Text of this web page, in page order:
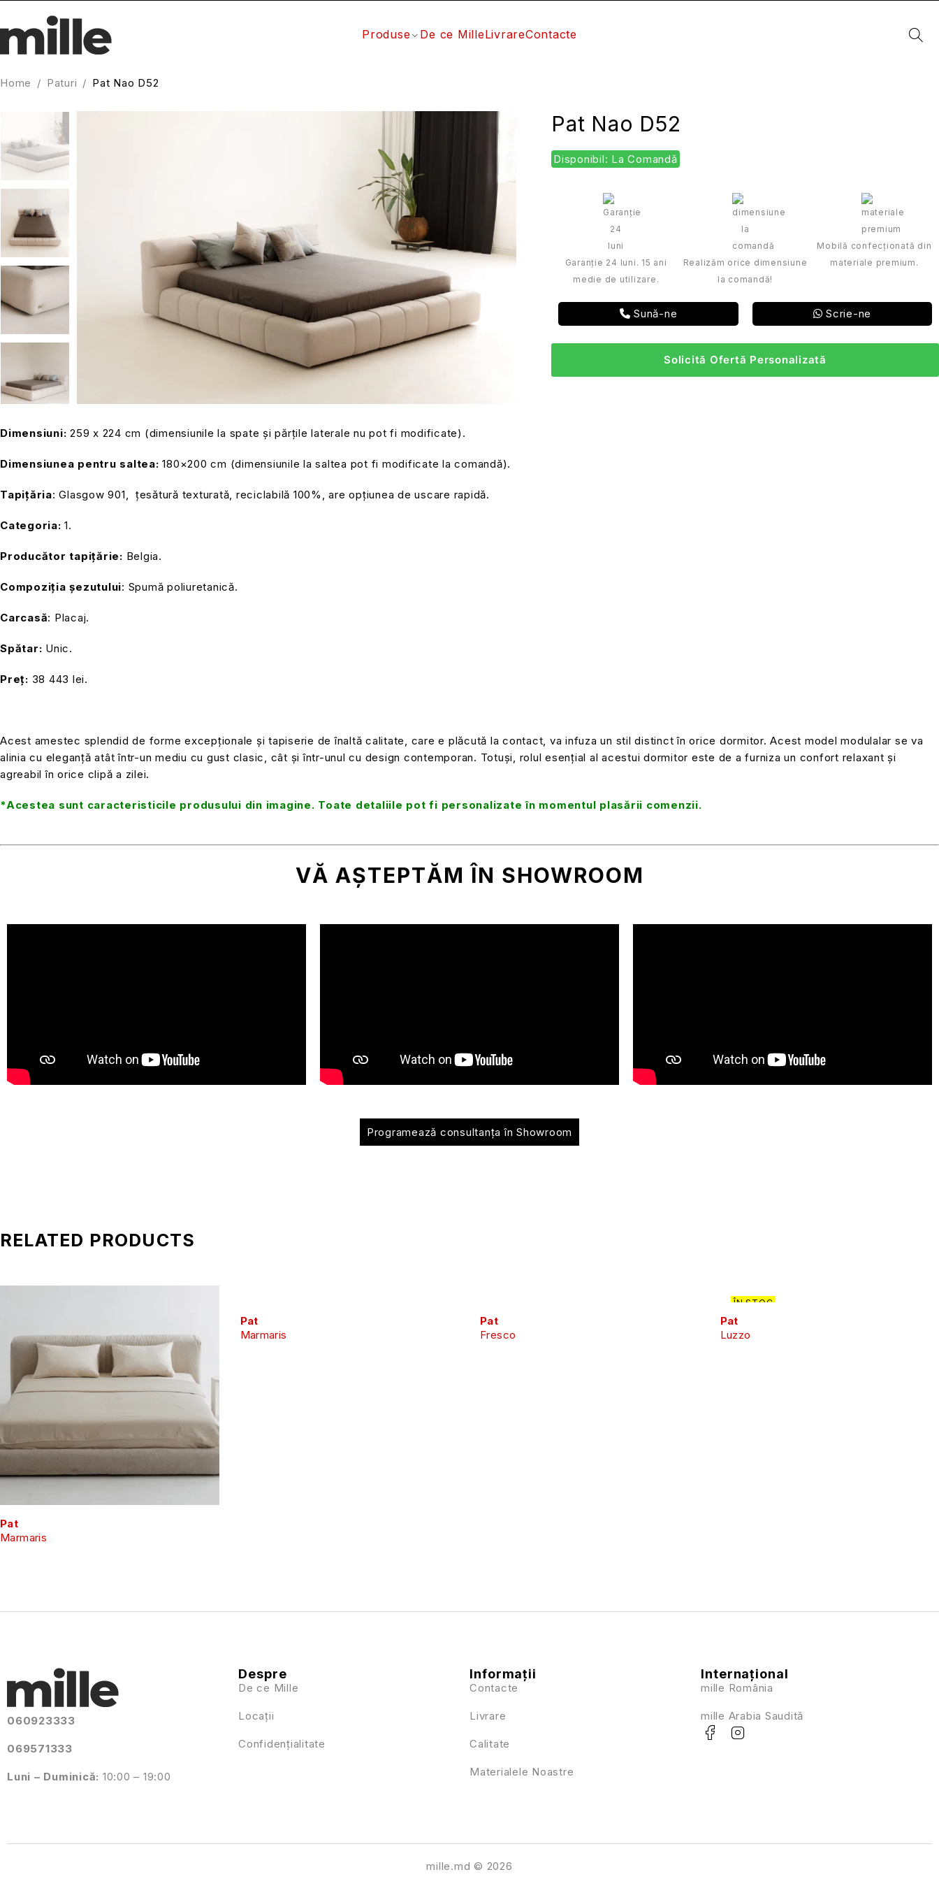
Produse De ce MilleLivrareContacte
Home / Paturi / Pat Nao D52
Pat Nao D52
Disponibil: La Comandă
Garanție 24 luni. 15 ani
medie de utilizare.
Realizăm orice dimensiune
la comandă!
Mobilă confecționată din
materiale premium.
Sună-ne Scrie-ne
Solicită Ofertă Personalizată
Dimensiuni: 259 x 224 cm (dimensiunile la spate și părțile laterale nu pot fi modificate).
Dimensiunea pentru saltea: 180×200 cm (dimensiunile la saltea pot fi modificate la comandă).
Tapițăria: Glasgow 901, țesătură texturată, reciclabilă 100%, are opțiunea de uscare rapidă.
Categoria:1.
Producător tapițărie: Belgia.
Compoziția șezutului: Spumă poliuretanică.
Carcasă: Placaj.
Spătar: Unic.
Preț: 38 443 lei.
Acest amestec splendid de forme excepționale și tapiserie de înaltă calitate, care e plăcută la contact, va infuza un stil distinct în orice dormitor. Acest model modulalar se va
alinia cu eleganță atât într-un mediu cu gust clasic, cât și într-unul cu design contemporan. Totuși, rolul esențial al acestui dormitor este de a furniza un confort relaxant și
agreabil în orice clipă a zilei.
*Acestea sunt caracteristicile produsului din imagine. Toate detaliile pot fi personalizate în momentul plasării comenzii.
VĂ AȘTEPTĂM ÎN SHOWROOM
Programează consultanța în Showroom
RELATED PRODUCTS
Pat
Marmaris
Pat
Marmaris
Pat
Fresco
ÎN STOC
Pat
Luzzo
060923333
069571333
Luni – Duminică: 10:00 – 19:00
Despre
De ce Mille
Locații
Confidențialitate
Informații
Contacte
Livrare
Calitate
Materialele Noastre
Internațional
mille România
mille Arabia Saudită
mille.md © 2026